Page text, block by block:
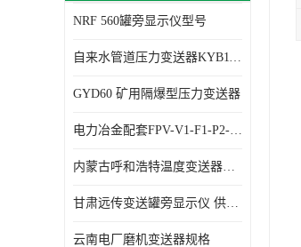
NRF 560罐旁显示仪型号
自来水管道压力变送器KYB11G03M2型号 使用方便
GYD60 矿用隔爆型压力变送器
电力冶金配套FPV-V1-F1-P2-03电压变送器
内蒙古呼和浩特温度变送器配套罐旁显示仪供应 性能稳定
甘肃远传变送罐旁显示仪 供应及时
云南电厂磨机变送器规格